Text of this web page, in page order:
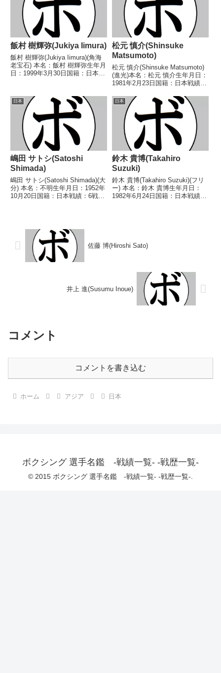
北)1991/11/01 ...
ナメントライト...
飯村 樹輝弥(Jukiya Iimura)
飯村 樹輝弥(Jukiya Iimura)(角海
老宝石) 本名：飯村 樹輝弥生年月
日：1999年3月30日国籍：日本戦
座第48代OPBF東洋太平洋フライ
級王座 【戦歴】20...
松元 慎介(Shinsuke
Matsumoto)
松元 慎介(Shinsuke Matsumoto)
(進光)本名：松元 慎介生年月日：
1981年2月23日国籍：日本戦績：
トル】2003年度全日本ウェルタ
ー級新人王西軍代表【戦歴】
2002/05/28 ...
日本
嶋田 サトシ(Satoshi
Shimada)
嶋田 サトシ(Satoshi Shimada)(大
分) 本名：不明生年月日：1952年
10月20日国籍：日本戦績：6戦3
日本
鈴木 貴博(Takahiro
Suzuki)
鈴木 貴博(Takahiro Suzuki)(フリ
ー) 本名：鈴木 貴博生年月日：
1982年6月24日国籍：日本戦績：
佐藤 博(Hiroshi Sato)
井上 進(Susumu Inoue)
コメント
コメントを書き込む
ホーム アジア 日本
ボクシング 選手名鑑 -戦績一覧- -戦歴一覧-
© 2015 ボクシング 選手名鑑 -戦績一覧- -戦歴一覧-.